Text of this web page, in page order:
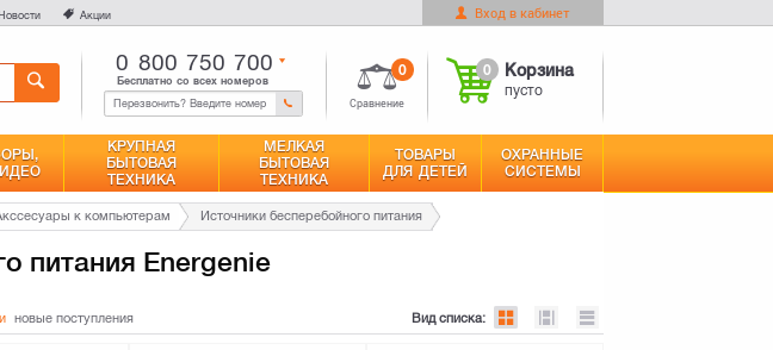
Акции Вход в кабинет
0 800 750 700
Бесплатно со всех номеров
Сравнение
0 0 Корзина
пусто
КРУПНАЯ
БЫТОВАЯ
ТЕХНИКА
МЕЛКАЯ
БЫТОВАЯ
ТЕХНИКА
ТОВАРЫ
ДЛЯ ДЕТЕЙ
ОХРАННЫЕ
СИСТЕМЫ
к компьютерам Источники бесперебойного питания
питания Energenie
новые поступления Вид списка:
Сравнение Оформить заказ